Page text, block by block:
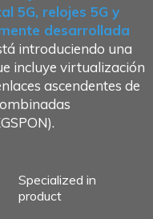
5G, relojes 5G y
desarrollada
introduciendo una
incluye virtualización
ascendentes de
Specialized in
product